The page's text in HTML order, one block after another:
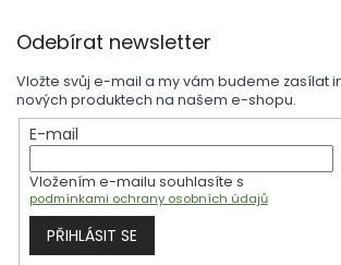
Odebírat newsletter
Vložte svůj e-mail a my vám budeme zasílat
nových produktech na našem e-shopu.
E-mail
Vložením e-mailu souhlasíte s
podmínkami ochrany osobních údajů
PŘIHLÁSIT SE